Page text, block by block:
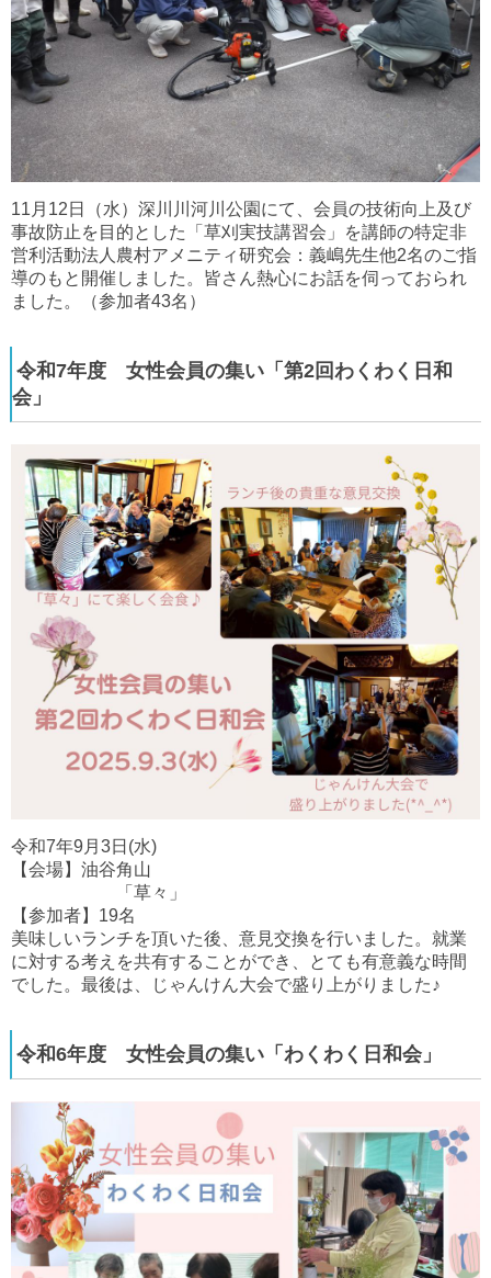
11月12日（水）深川川河川公園にて、会員の技術向上及び
事故防止を目的とした「草刈実技講習会」を講師の特定非
営利活動法人農村アメニティ研究会：義嶋先生他2名のご指
導のもと開催しました。皆さん熱心にお話を伺っておられ
ました。（参加者43名）
令和7年度 女性会員の集い「第2回わくわく日和
会」
令和7年9月3日(水)
【会場】油谷角山
「 草々 」
【参加者】 19名
美味しいランチを頂いた後、意見交換を行いました。就業
に対する考えを共有することができ、とても有意義な時間
でした。最後は、じゃんけん大会で盛り上がりました♪
令和6年度 女性会員の集い「わくわく日和会」